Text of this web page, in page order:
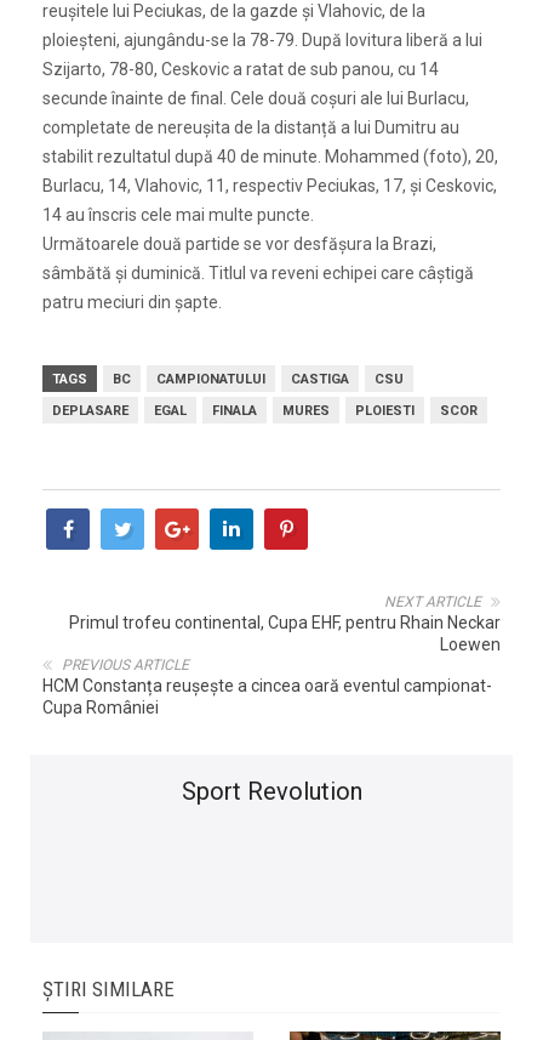
reușitele lui Peciukas, de la gazde și Vlahovic, de la
ploieșteni, ajungându-se la 78-79. După lovitura liberă a lui
Szijarto, 78-80, Ceskovic a ratat de sub panou, cu 14
secunde înainte de final. Cele două coșuri ale lui Burlacu,
completate de nereușita de la distanță a lui Dumitru au
stabilit rezultatul după 40 de minute. Mohammed (foto), 20,
Burlacu, 14, Vlahovic, 11, respectiv Peciukas, 17, și Ceskovic,
14 au înscris cele mai multe puncte.
Următoarele două partide se vor desfășura la Brazi,
sâmbătă și duminică. Titlul va reveni echipei care câștigă
patru meciuri din șapte.
TAGS BC CAMPIONATULUI CASTIGA
CSU
DEPLASARE
EGAL FINALA MURES PLOIESTI SCOR
NEXT ARTICLE
Primul trofeu continental, Cupa EHF, pentru Rhain Neckar
Loewen
PREVIOUS ARTICLE
HCM Constanța reușește a cincea oară eventul campionat-
Cupa României
Sport Revolution
ȘTIRI SIMILARE